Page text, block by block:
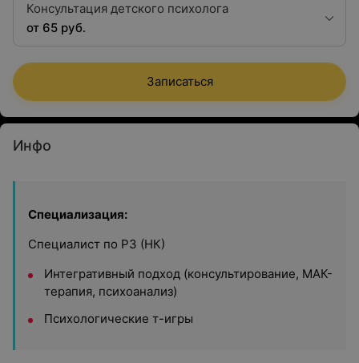
Консультация детского психолога
от 65 руб.
Записаться
Инфо
Специализация:
Специалист по РЗ (НК)
Интегративный подход (консультирование, МАК-
терапия, психоанализ)
Психологические т-игры